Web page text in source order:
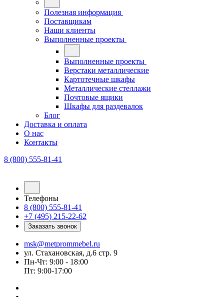
Полезная информация
Поставщикам
Наши клиенты
Выполненные проекты
Выполненные проекты
Верстаки металлические
Картотечные шкафы
Металлические стеллажи
Почтовые ящики
Шкафы для раздевалок
Блог
Доставка и оплата
О нас
Контакты
8 (800) 555-81-41
Телефоны
8 (800) 555-81-41
+7 (495) 215-22-62
Заказать звонок
msk@metprommebel.ru
ул. Стахановская, д.6 стр. 9
Пн-Чт: 9:00 - 18:00
Пт: 9:00-17:00